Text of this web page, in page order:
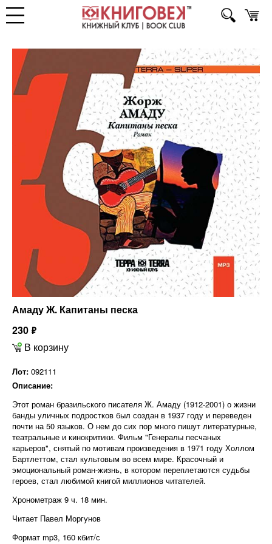
Амаду Ж. Капитаны песка
230 ф
В корзину
Лот: 092111
Описание:
Этот роман бразильского писателя Ж. Амаду (1912-2001) о жизни
банды уличных подростков был создан в 1937 году и переведен
почти на 50 языков. О нем до сих пор много пишут литературные,
театральные и кинокритики. Фильм "Генералы песчаных
карьеров", снятый по мотивам произведения в 1971 году Холлом
Бартлеттом, стал культовым во всем мире. Красочный и
эмоциональный роман-жизнь, в котором переплетаются судьбы
героев, стал любимой книгой миллионов читателей.
Хронометраж 9 ч. 18 мин.
Читает Павел Моргунов
Формат mp3, 160 кбит/с